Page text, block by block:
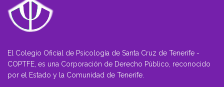
El Colegio Oficial de Psicología de Santa Cruz de Tenerife -
COPTFE, es una Corporación de Derecho Público, reconocido
por el Estado y la Comunidad de Tenerife.